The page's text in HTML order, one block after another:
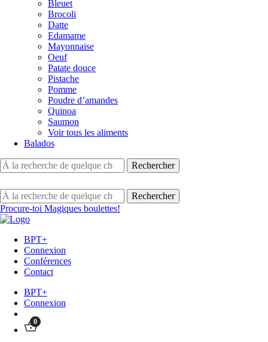
Bleuet
Brocoli
Datte
Edamame
Mayonnaise
Oeuf
Patate douce
Pistache
Pomme
Poudre d’amandes
Quinoa
Saumon
Voir tous les aliments
Balados
Procure-toi Magiques boulettes!
BPT+
Connexion
Conférences
Contact
BPT+
Connexion
0